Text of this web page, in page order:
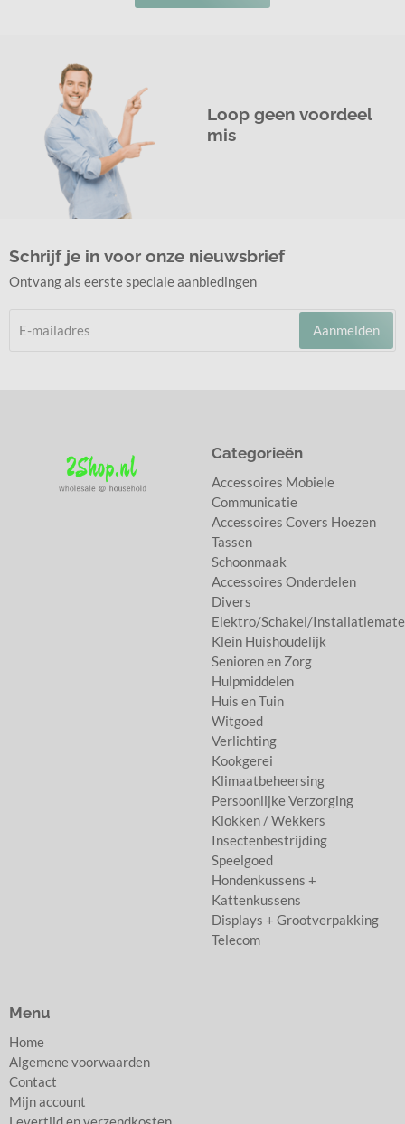
Loop geen voordeel
mis
Schrijf je in voor onze nieuwsbrief
Ontvang als eerste speciale aanbiedingen
Aanmelden
Categorieën
Accessoires Mobiele
Communicatie
Accessoires Covers Hoezen
Tassen
Schoonmaak
Accessoires Onderdelen
Divers
Elektro/Schakel/
Klein Huishoudelijk
Senioren en Zorg
Hulpmiddelen
Huis en Tuin
Witgoed
Verlichting
Kookgerei
Klimaatbeheersing
Persoonlijke Verzorging
Klokken / Wekkers
Insectenbestrijding
Speelgoed
Hondenkussens +
Kattenkussens
Displays + Grootverpakking
Telecom
Menu
Home
Algemene voorwaarden
Contact
Mijn account